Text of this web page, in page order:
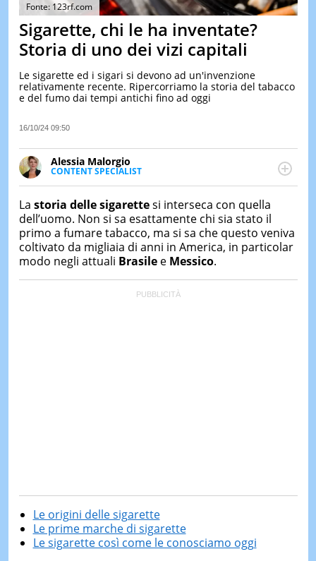
&
TEST
LE
LE
DI
IERI
Fonte: 123rf.com
Sigarette, chi le ha inventate?
Storia di uno dei vizi capitali
Le sigarette ed i sigari si devono ad un'invenzione
relativamente recente. Ripercorriamo la storia del tabacco
e del fumo dai tempi antichi fino ad oggi
16/10/24 09:50
Alessia Malorgio
CONTENT SPECIALIST
Ha conseguito un Master in Marketing Management
occupa della creazione di contenuti in ottica SEO e
dello sviluppo di strategie marketing attraverso
canali digitali.
La storia delle sigarettesi interseca con quella
dell’uomo. Non si sa esattamente chi sia stato il
primo a fumare tabacco, ma si sa che questo veniva
coltivato da migliaia di anni in America, in particolar
modo negli attuali Brasilee Messico.
Le origini delle sigarette
Le prime marche di sigarette
Le sigarette così come le conosciamo oggi